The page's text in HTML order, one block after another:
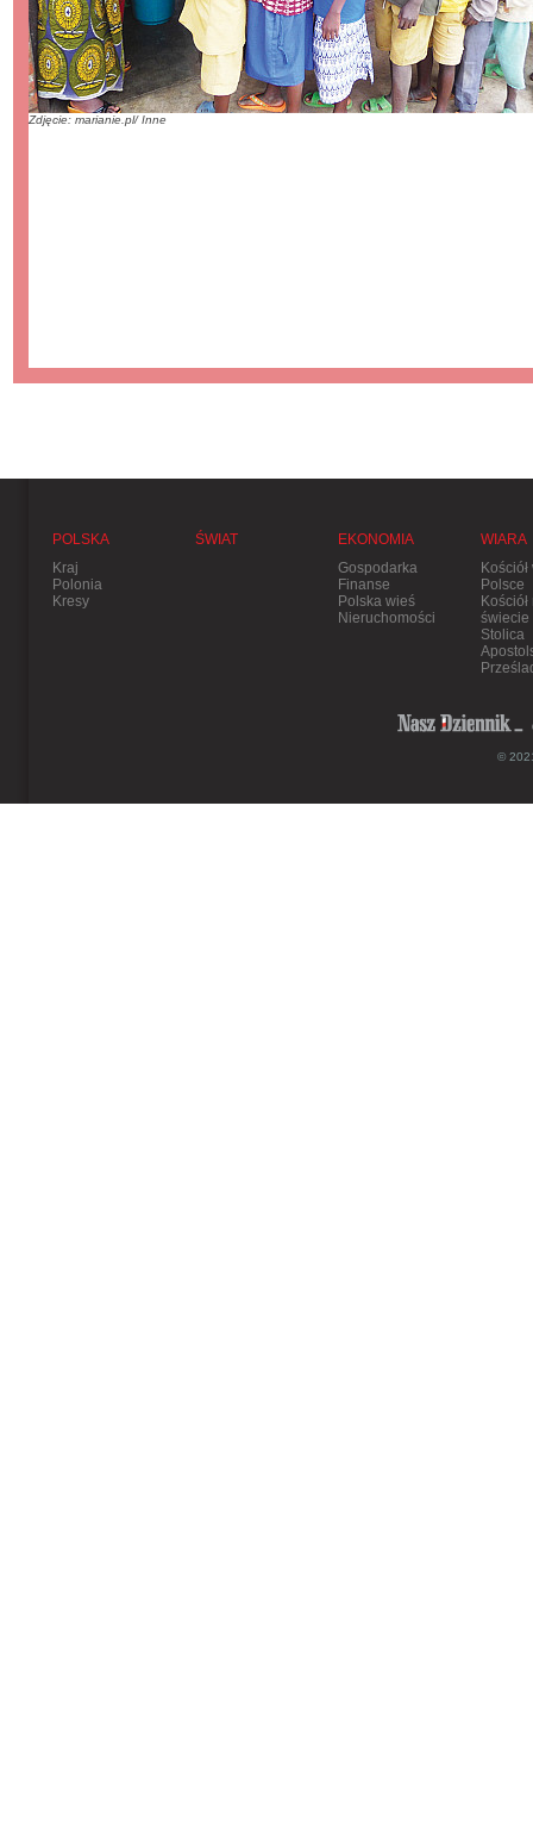
Zdjęcie: marianie.pl/ Inne
POLSKA
Kraj
Polonia
Kresy
ŚWIAT
EKONOMIA
Gospodarka
Finanse
Polska wieś
Nieruchomości
WIARA
Kościół
Polsce
Kościół
świecie
Stolica
©